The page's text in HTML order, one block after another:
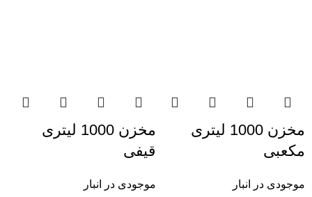
مخزن 1000 لیتری
مکعبی
موجودی در انبار
مخزن 1000 لیتری
قیفی
موجودی در انبار